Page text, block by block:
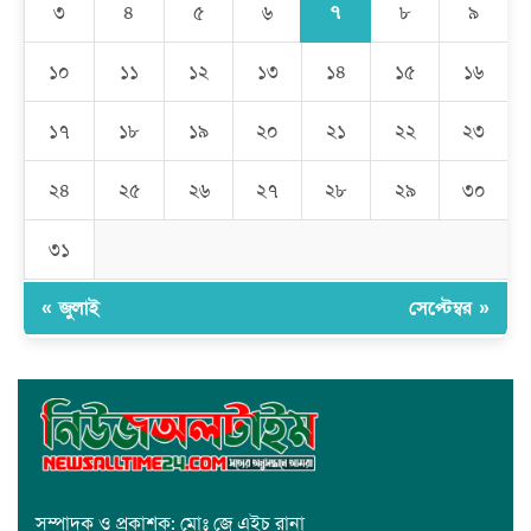
সাধারণ মানুষ
মেহেদীপুর গ্রামে ব্যতিক্রমী আয়োজন: একত্রে ঈদের জামাতে পুরো গ্রাম
রমজান উপলক্ষে সাভারে মানবাধিকার সংস্থার ইফতার
জাবাল-ই-নূর মডেল মাদ্রাসায় ১২তম বার্ষিক পুরস্কার বিতরণ ও বালিকা
৩ ৪ ৫ ৬ ৭ ৮ ৯
১০ ১১ ১২ ১৩ ১৪ ১৫ ১৬
১৭ ১৮ ১৯ ২০ ২১ ২২ ২৩
২৪ ২৫ ২৬ ২৭ ২৮ ২৯ ৩০
৩১
« জুলাই সেপ্টেম্বর »
সম্পাদক ও প্রকাশক: মোঃ জে এইচ রানা